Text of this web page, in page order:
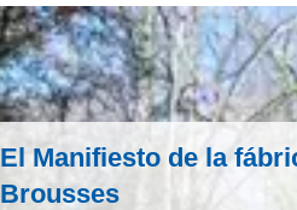
El Manifiesto de la
Brousses